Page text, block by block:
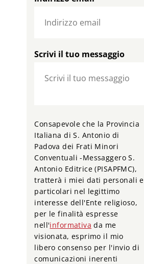
Scrivi il tuo messaggio
Consapevole che la Provincia
Italiana di S. Antonio di
Padova dei Frati Minori
Conventuali -Messaggero S.
Antonio Editrice (PISAPFMC),
tratterà i miei dati personali e
particolari nel legittimo
interesse dell'Ente religioso,
per le finalità espresse
nell'informativa da me
visionata, esprimo il mio
libero consenso per l'invio di
comunicazioni inerenti